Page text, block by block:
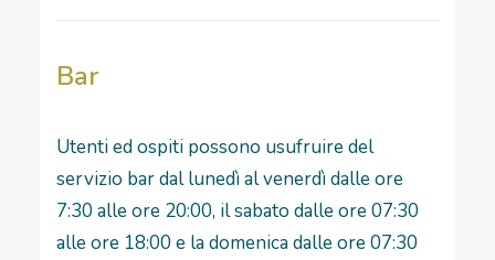
Bar
Utenti ed ospiti possono usufruire del
servizio bar dal lunedì al venerdì dalle ore
7:30 alle ore 20:00, il sabato dalle ore 07:30
alle ore 18:00 e la domenica dalle ore 07:30